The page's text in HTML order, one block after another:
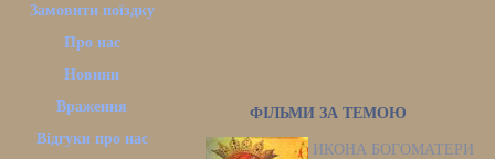
Замовити поїздку
Про нас
Новини
Враження
Відгуки про нас
ФІЛЬМИ ЗА ТЕМОЮ
ИКОНА БОГОМАТЕРИ